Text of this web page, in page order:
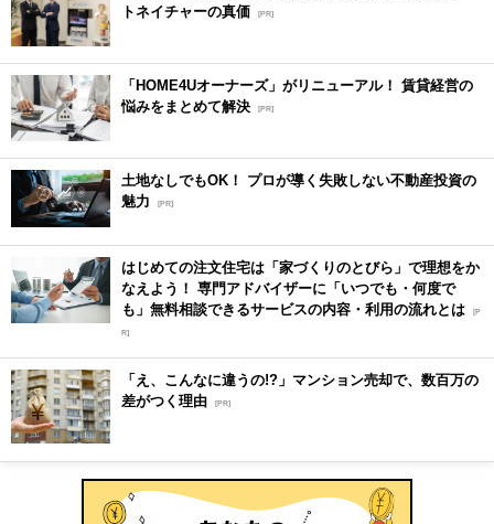
トネイチャーの真価 [PR]
「HOME4Uオーナーズ」がリニューアル！ 賃貸経営の
悩みをまとめて解決 [PR]
土地なしでもOK！ プロが導く失敗しない不動産投資の
魅力
[PR]
はじめての注文住宅は「家づくりのとびら」で理想をか
なえよう！ 専門アドバイザーに「いつでも・何度で
も」無料相談できるサービスの内容・利用の流れとは [P
R]
「え、こんなに違うの!?」マンション売却で、数百万の
差がつく理由 [PR]